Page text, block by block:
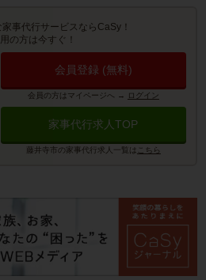
事代行サービスならCaSy！
の方は今すぐ！
会員登録 (無料)
会員の方はマイページへ → ログイン
家事代行求人TOP
藤井寺市の家事代行求人一覧は こちら